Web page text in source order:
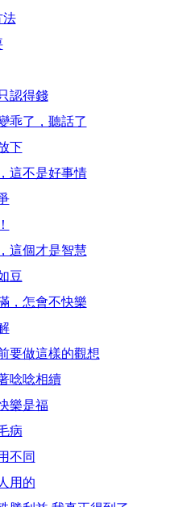
法
認得錢
乖了，聽話了
下
這不是好事情
這個才是智慧
豆
，怎會不快樂
要做這樣的觀想
唸唸相續
樂是福
病
不同
用的